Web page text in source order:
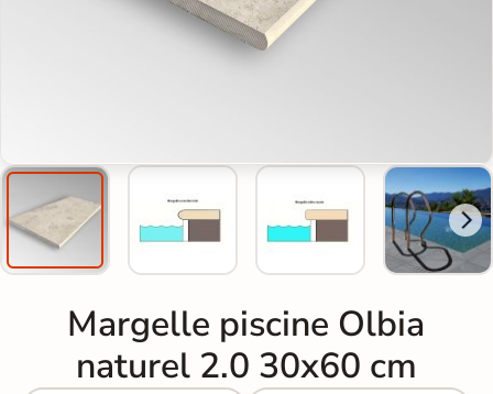
Margelle piscine Olbia
naturel 2.0 30x60 cm